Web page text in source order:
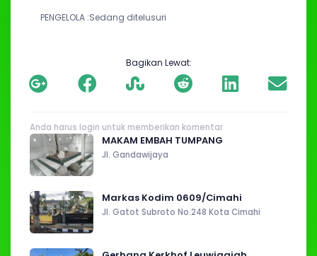
PENGELOLA :Sedang ditelusuri
Bagikan Lewat:
Anda harus login untuk memberikan komentar
MAKAM EMBAH TUMPANG
Jl. Gandawijaya
Markas Kodim 0609/Cimahi
Jl. Gatot Subroto No.248 Kota Cimahi